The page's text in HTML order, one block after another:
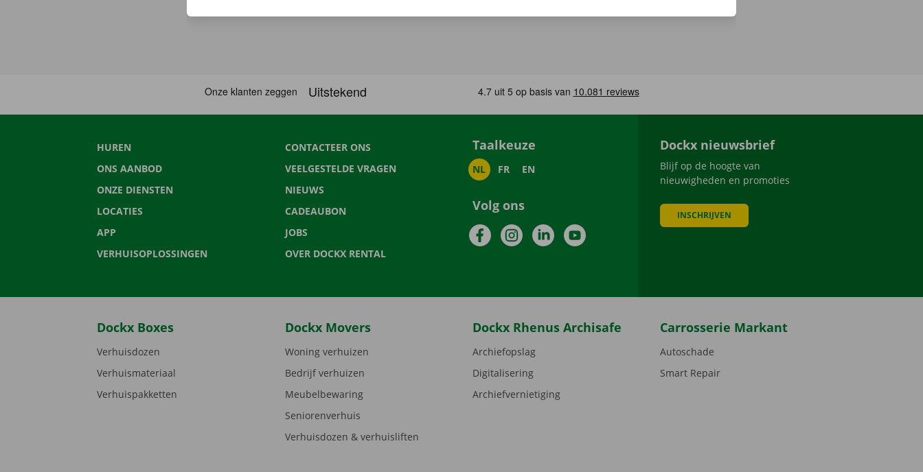
HUREN
ONS AANBOD
ONZE DIENSTEN
LOCATIES
APP
VERHUISOPLOSSINGEN
CONTACTEER ONS
VEELGESTELDE VRAGEN
NIEUWS
CADEAUBON
JOBS
OVER DOCKX RENTAL
Taalkeuze
NL FR EN
Volg ons
FacebookInstagramLinkedInYouTube
Dockx nieuwsbrief
Blijf op de hoogte van
nieuwigheden en promoties
INSCHRIJVEN
Dockx Boxes
Verhuisdozen
Verhuismateriaal
Verhuispakketten
Dockx Movers
Woning verhuizen
Bedrijf verhuizen
Meubelbewaring
Seniorenverhuis
Verhuisdozen & verhuisliften
Dockx Rhenus Archisafe
Archiefopslag
Digitalisering
Archiefvernietiging
Carrosserie Markant
Autoschade
Smart Repair